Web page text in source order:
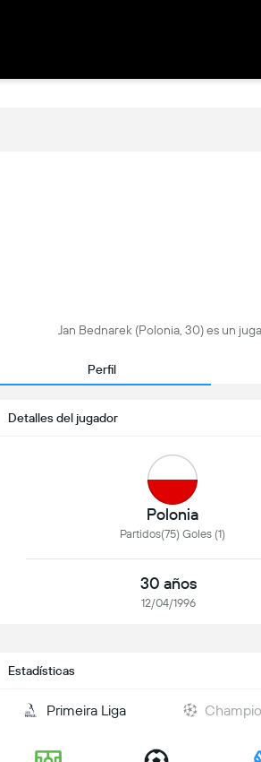
Jan Bednarek (Polonia, 30) es un
Perfil
Detalles del jugador
Polonia
Partidos(75) Goles (1)
30 años
12/04/1996
Estadísticas
Primeira Liga